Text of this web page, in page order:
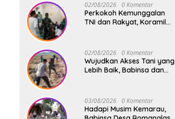
02/08/2026 0 Komentar
Perkokoh Kemunggalan
TNI dan Rakyat, Koramil
02/08/2026 0 Komentar
Wujudkan Akses Tani yang
Lebih Baik, Babinsa dan
Swadaya
03/08/2026 0 Komentar
Hadapi Musim Kemarau,